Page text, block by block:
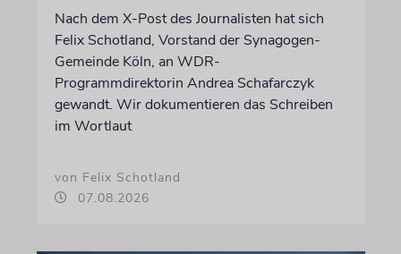
Nach dem X-Post des Journalisten hat sich
Felix Schotland, Vorstand der Synagogen-
Gemeinde Köln, an WDR-
Programmdirektorin Andrea Schafarczyk
gewandt. Wir dokumentieren das Schreiben
im Wortlaut
von Felix Schotland
07.08.2026